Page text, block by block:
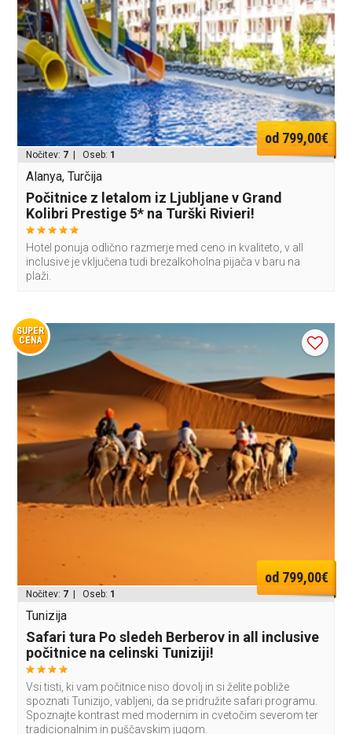
od 799,00€
Nočitev: 7 | Oseb: 1
Alanya, Turčija
Počitnice z letalom iz Ljubljane v Grand
Kolibri Prestige 5* na Turški Rivieri!
Hotel ponuja odlično razmerje med ceno in kvaliteto, v all
inclusive je vključena tudi brezalkoholna pijača v baru na
plaži.
SUPER
CENA
od 799,00€
Nočitev: 7 | Oseb: 1
Tunizija
Safari tura Po sledeh Berberov in all inclusive
počitnice na celinski Tuniziji!
Vsi tisti, ki vam počitnice niso dovolj in si želite pobliže
spoznati Tunizijo, vabljeni, da se pridružite safari programu.
Spoznajte kontrast med modernim in cvetočim severom ter
tradicionalnim in puščavskim jugom.